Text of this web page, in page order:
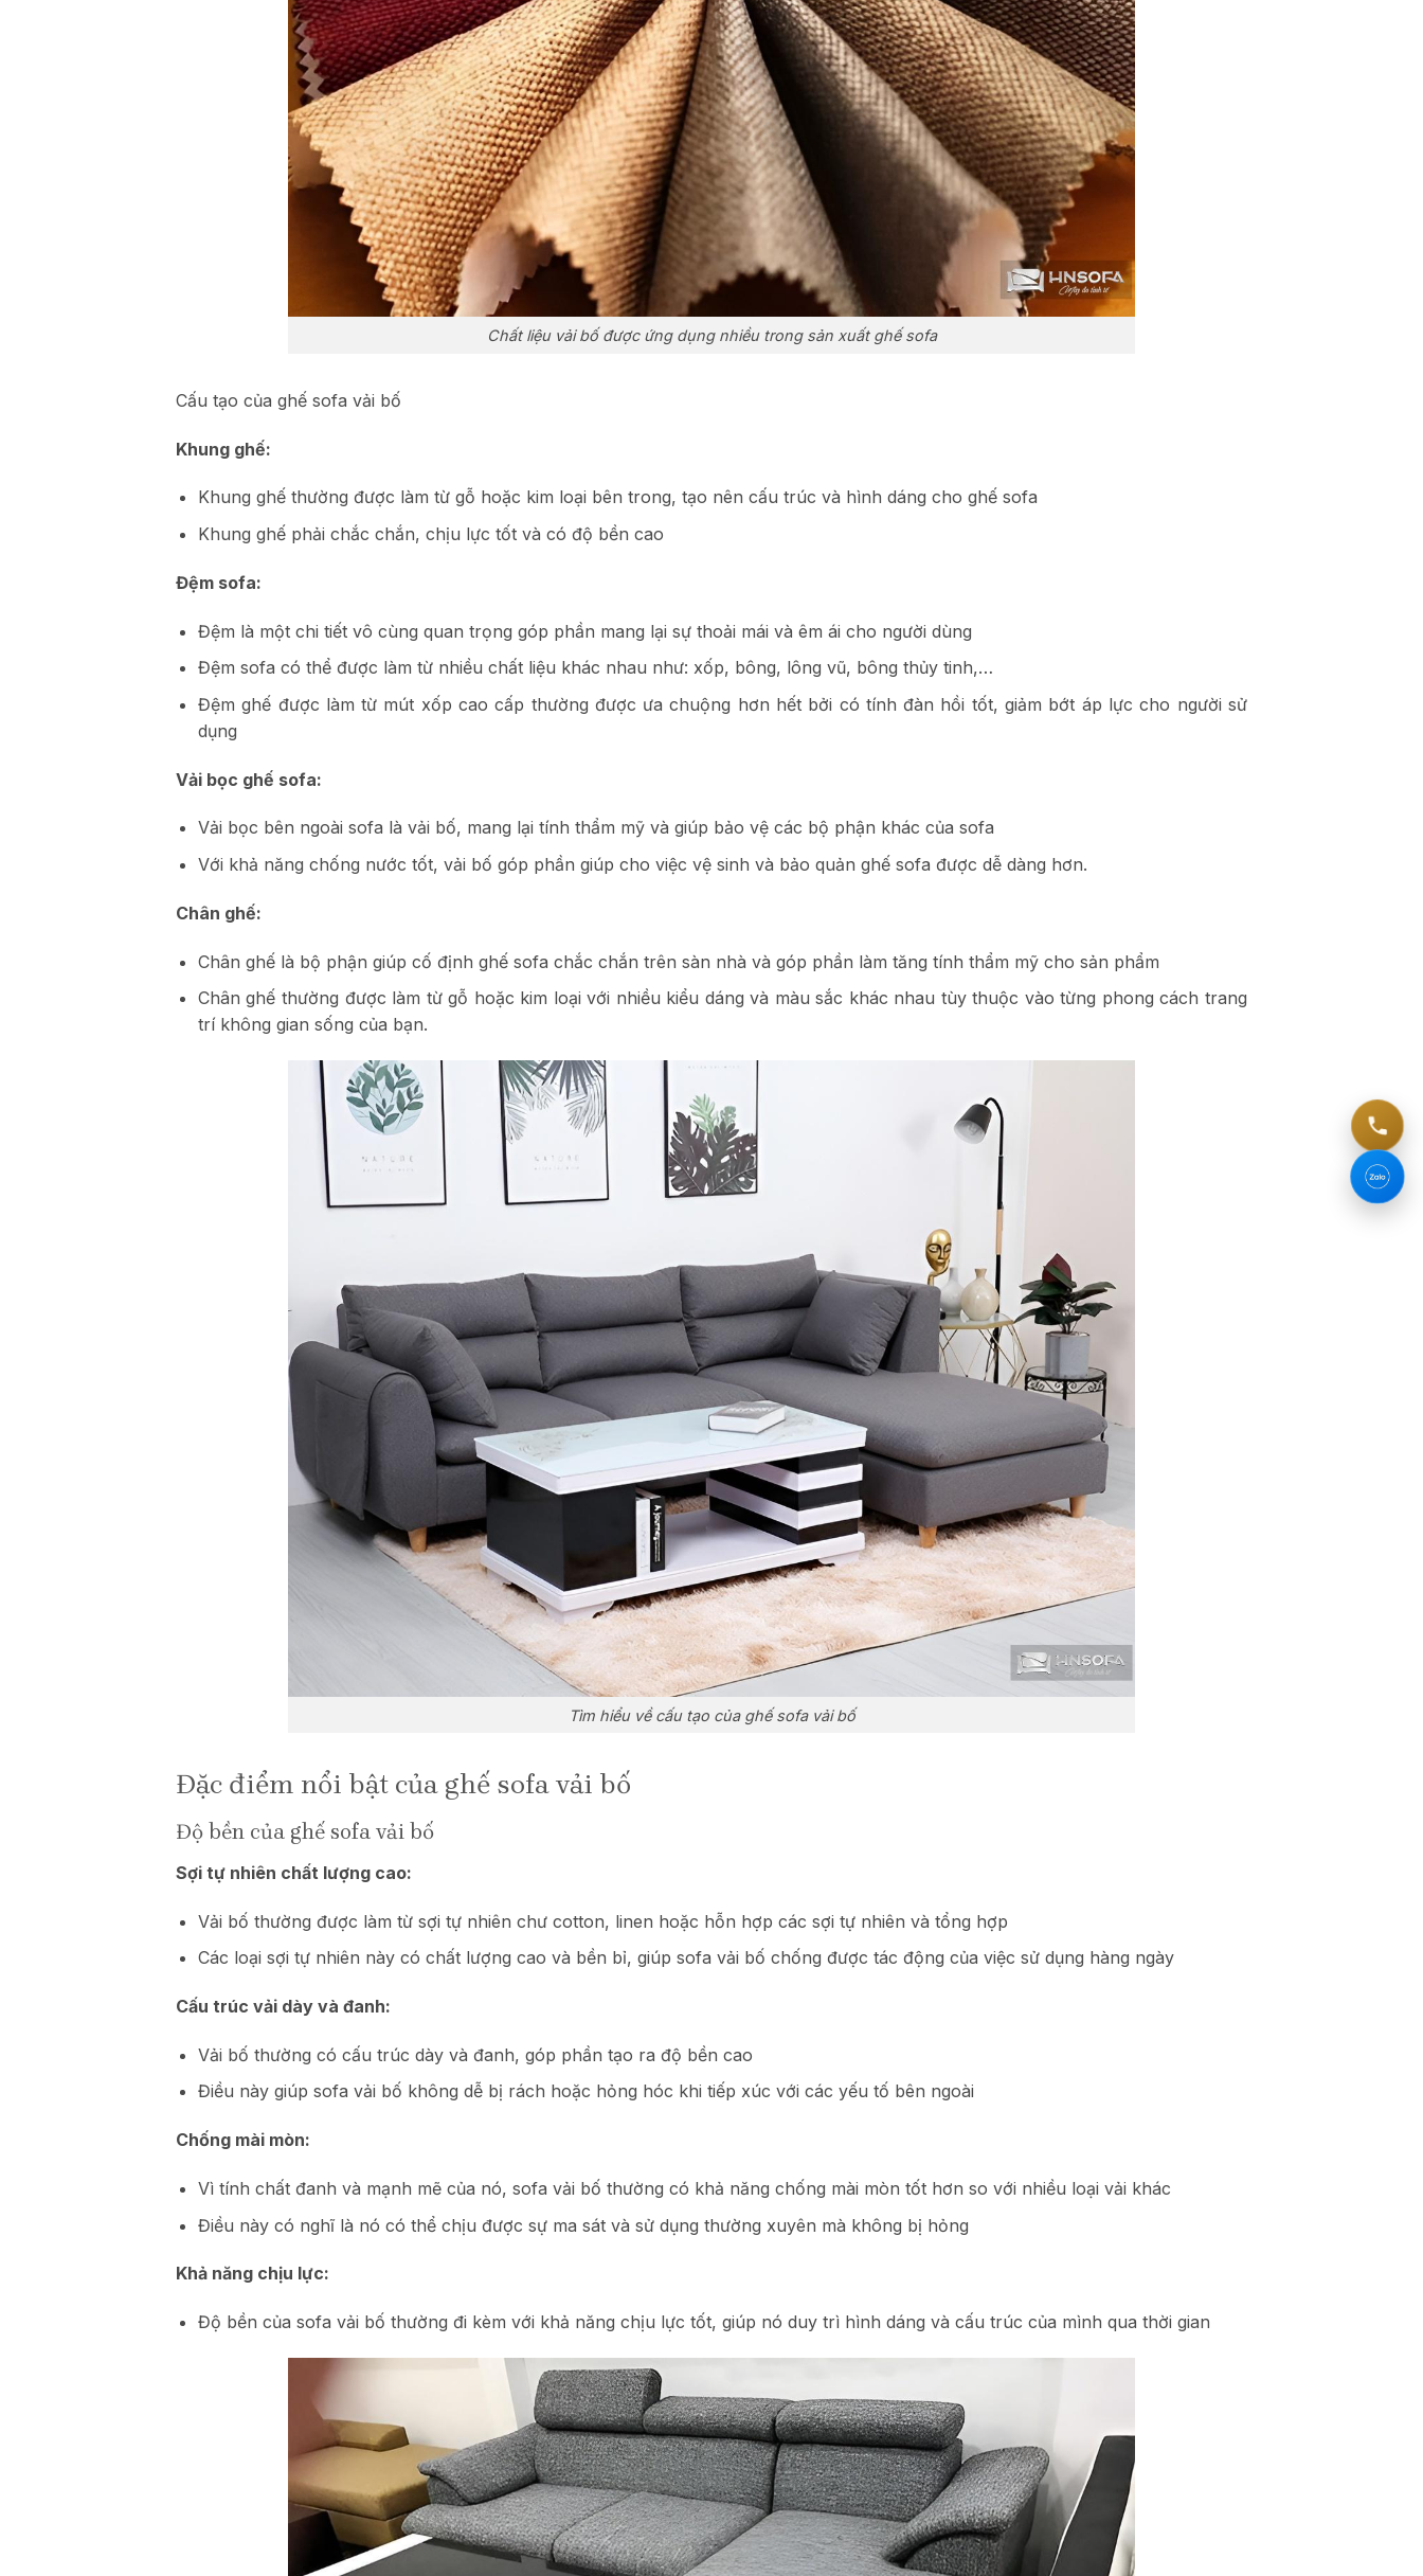
Chất liệu vải bố được ứng dụng nhiều trong sản xuất ghế sofa
Cấu tạo của ghế sofa vải bố
Khung ghế:
Khung ghế thường được làm từ gỗ hoặc kim loại bên trong, tạo nên cấu trúc và hình dáng cho ghế sofa
Khung ghế phải chắc chắn, chịu lực tốt và có độ bền cao
Đệm sofa:
Đệm là một chi tiết vô cùng quan trọng góp phần mang lại sự thoải mái và êm ái cho người dùng
Đệm sofa có thể được làm từ nhiều chất liệu khác nhau như: xốp, bông, lông vũ, bông thủy tinh,…
Đệm ghế được làm từ mút xốp cao cấp thường được ưa chuộng hơn hết bởi có tính đàn hồi tốt, giảm bớt áp lực cho người sử
dụng
Vải bọc ghế sofa:
Vải bọc bên ngoài sofa là vải bố, mang lại tính thẩm mỹ và giúp bảo vệ các bộ phận khác của sofa
Với khả năng chống nước tốt, vải bố góp phần giúp cho việc vệ sinh và bảo quản ghế sofa được dễ dàng hơn.
Chân ghế:
Chân ghế là bộ phận giúp cố định ghế sofa chắc chắn trên sàn nhà và góp phần làm tăng tính thẩm mỹ cho sản phẩm
Chân ghế thường được làm từ gỗ hoặc kim loại với nhiều kiểu dáng và màu sắc khác nhau tùy thuộc vào từng phong cách trang
trí không gian sống của bạn.
Tìm hiểu về cấu tạo của ghế sofa vải bố
Đặc điểm nổi bật của ghế sofa vải bố
Độ bền của ghế sofa vải bố
Sợi tự nhiên chất lượng cao:
Vải bố thường được làm từ sợi tự nhiên chư cotton, linen hoặc hỗn hợp các sợi tự nhiên và tổng hợp
Các loại sợi tự nhiên này có chất lượng cao và bền bỉ, giúp sofa vải bố chống được tác động của việc sử dụng hàng ngày
Cấu trúc vải dày và đanh:
Vải bố thường có cấu trúc dày và đanh, góp phần tạo ra độ bền cao
Điều này giúp sofa vải bố không dễ bị rách hoặc hỏng hóc khi tiếp xúc với các yếu tố bên ngoài
Chống mài mòn:
Vì tính chất đanh và mạnh mẽ của nó, sofa vải bố thường có khả năng chống mài mòn tốt hơn so với nhiều loại vải khác
Điều này có nghĩ là nó có thể chịu được sự ma sát và sử dụng thường xuyên mà không bị hỏng
Khả năng chịu lực:
Độ bền của sofa vải bố thường đi kèm với khả năng chịu lực tốt, giúp nó duy trì hình dáng và cấu trúc của mình qua thời gian